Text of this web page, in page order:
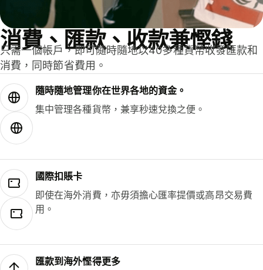
消費、匯款、收款兼慳錢
只需一個帳戶，即可隨時隨地以40多種貨幣收發匯款和
消費，同時節省費用。
隨時隨地管理你在世界各地的資金。
集中管理各種貨幣，兼享秒速兌換之便。
國際扣賬卡
即使在海外消費，亦毋須擔心匯率提價或高昂交易費
用。
匯款到海外慳得更多